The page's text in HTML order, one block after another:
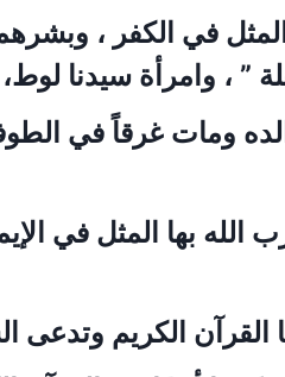
في الكفر ، وبشرهما
” ، وامرأة سيدنا
ومات غرقاً في
بها المثل في
الكريم وتدعى